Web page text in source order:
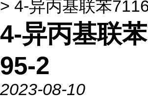
> 4-异丙基联苯
4-异丙基联
95-2
2023-08-10